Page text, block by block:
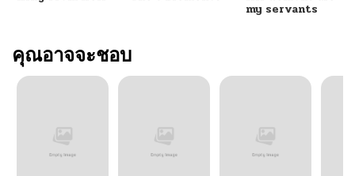
my servants
คุณอาจจะชอบ